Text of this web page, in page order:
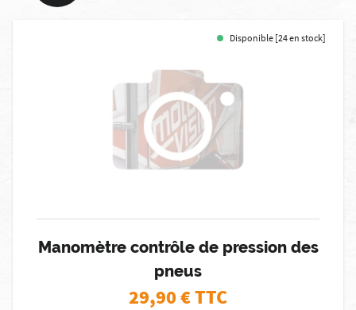
Disponible [24 en stock]
Manomètre contrôle de pression des
pneus
29,90€ TTC